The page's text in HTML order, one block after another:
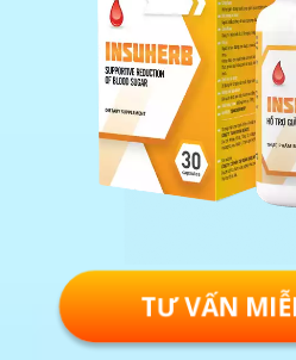
TƯ VẤN